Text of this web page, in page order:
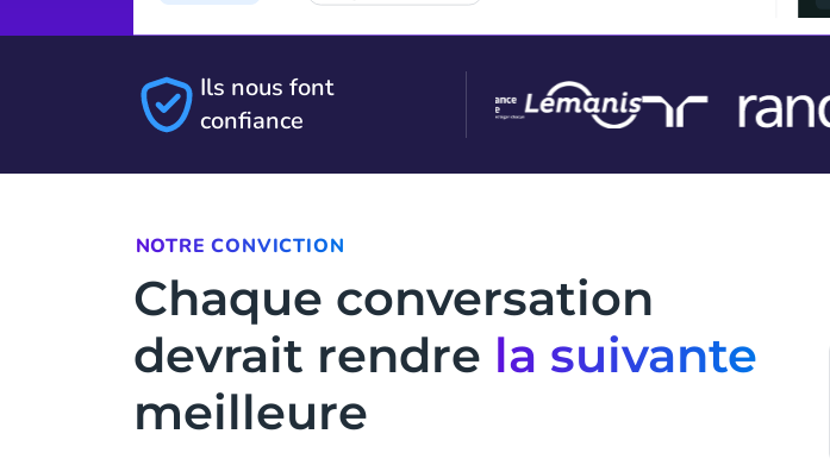
Ils nous font
confiance
NOTRE CONVICTION
Chaque conversation
devrait rendre la suivante
meilleure